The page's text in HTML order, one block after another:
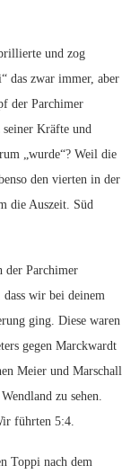
und zog
das zwar immer, aber
der Parchimer
Kräfte und
„wurde“? Weil die
den vierten in der
die Auszeit. Süd
der Parchimer
wir bei deinem
ging. Diese waren
gegen Marckwardt
Meier und Marschall
zu sehen.
führten 5:4.
Toppi nach dem